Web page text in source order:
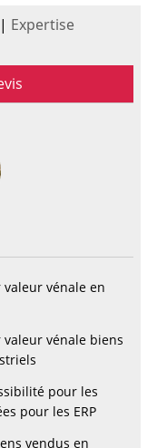
| Expertise
vénale en
vénale biens
pour les
pour les ERP
vendus en